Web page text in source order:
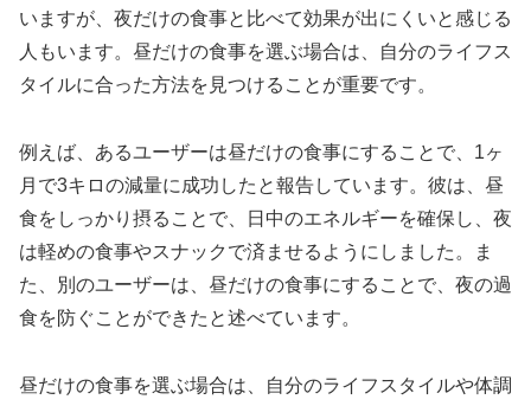
いますが、夜だけの食事と比べて効果が出にくいと感じる
人もいます。昼だけの食事を選ぶ場合は、自分のライフス
タイルに合った方法を見つけることが重要です。
例えば、あるユーザーは昼だけの食事にすることで、1ヶ
月で3キロの減量に成功したと報告しています。彼は、昼
食をしっかり摂ることで、日中のエネルギーを確保し、夜
は軽めの食事やスナックで済ませるようにしました。ま
た、別のユーザーは、昼だけの食事にすることで、夜の過
食を防ぐことができたと述べています。
昼だけの食事を選ぶ場合は、自分のライフスタイルや体調